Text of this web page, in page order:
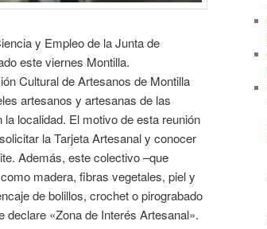
y Empleo de la Junta de
este viernes Montilla.
Cultural de Artesanos de Montilla
artesanos y artesanas de las
localidad. El motivo de esta reunión
la Tarjeta Artesanal y conocer
Además, este colectivo –que
madera, fibras vegetales, piel y
de bolillos, crochet o pirograbado
«Zona de Interés Artesanal».